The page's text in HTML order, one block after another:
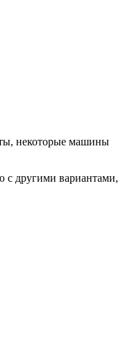
некоторые машины
с другими вариантами,